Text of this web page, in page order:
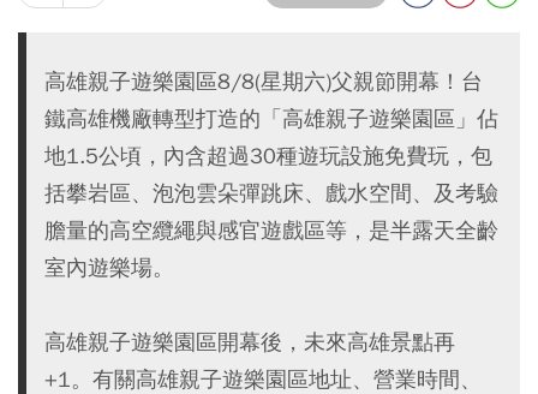
高雄親子遊樂園區8/8(星期六)父親節開幕！台
鐵高雄機廠轉型打造的「高雄親子遊樂園區」佔
地1.5公頃，內含超過30種遊玩設施免費玩，包
括攀岩區、泡泡雲朵彈跳床、戲水空間、及考驗
膽量的高空纜繩與感官遊戲區等，是半露天全齡
室內遊樂場。
高雄親子遊樂園區開幕後，未來高雄景點再
+1。有關高雄親子遊樂園區地址、營業時間、